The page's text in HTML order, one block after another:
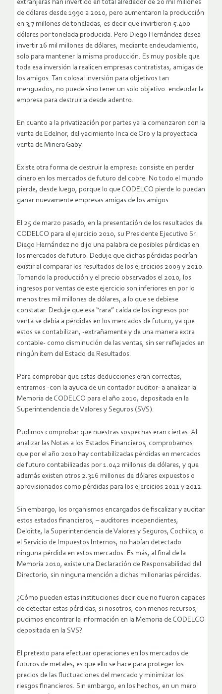
extranjeras han invertido en total alrededor de 20 mil millones
de dólares desde 1990 a 2010, pero aumentaron la producción
en 3,7 millones de toneladas, es decir que invirtieron 5.400
dólares por tonelada producida. Pero Diego Hernández desea
invertir 16 mil millones de dólares, mediante endeudamiento,
solo para mantener la misma producción. Es muy posible que
toda esa inversión la realicen empresas contratistas, amigas de
los amigos. Tan colosal inversión para objetivos tan
menguados, no puede sino tener un solo objetivo: endeudar la
empresa para destruirla desde adentro.
En cuanto a la privatización por partes ya la comenzaron con la
venta de Edelnor, del yacimiento Inca de Oro y la proyectada
venta de Minera Gaby.
Existe otra forma de destruir la empresa: consiste en perder
dinero en los mercados de futuro del cobre. No todo el mundo
pierde, desde luego, porque lo que CODELCO pierde lo puedan
ganar nuevamente empresas amigas de los amigos.
El 25 de marzo pasado, en la presentación de los resultados de
CODELCO para el ejercicio 2010, su Presidente Ejecutivo Sr.
Diego Hernández no dijo una palabra de posibles pérdidas en
los mercados de futuro. Deduje que dichas pérdidas podrían
existir al comparar los resultados de los ejercicios 2009 y 2010.
Tomando la producción y el precio observados el 2010, los
ingresos por ventas de este ejercicio son inferiores en por lo
menos tres mil millones de dólares,.a lo que se debiese
constatar. Deduje que esa “rara” caída de los ingresos por
venta se debía a pérdidas en los mercados de futuro, ya que
estos se contabilizan, -extrañamente y de una manera extra
contable- como disminución de las ventas, sin ser reflejados en
ningún ítem del Estado de Resultados.
Para comprobar que estas deducciones eran correctas,
entramos -con la ayuda de un contador auditor- a analizar la
Memoria de CODELCO para el año 2010, depositada en la
Superintendencia de Valores y Seguros (SVS).
Pudimos comprobar que nuestras sospechas eran ciertas. Al
analizar las Notas a los Estados Financieros, comprobamos
que por el año 2010 hay contabilizadas pérdidas en mercados
de futuro contabilizadas por 1.042 millones de dólares, y que
además existen otros 2.316 millones de dólares expuestos o
aprovisionados como pérdidas para los ejercicios 2011 y 2012.
Sin embargo, los organismos encargados de fiscalizar y auditar
estos estados financieros, – auditores independientes,
Deloitte, la Superintendencia de Valores y Seguros, Cochilco, o
el Servicio de Impuestos Internos, no habían detectado
ninguna pérdida en estos mercados. Es más, al final de la
Memoria 2010, existe una Declaración de Responsabilidad del
Directorio, sin ninguna mención a dichas millonarias pérdidas.
¿Cómo pueden estas instituciones decir que no fueron capaces
de detectar estas pérdidas, si nosotros, con menos recursos,
pudimos encontrar la información en la Memoria de CODELCO
depositada en la SVS?
El pretexto para efectuar operaciones en los mercados de
futuros de metales, es que ello se hace para proteger los
precios de las fluctuaciones del mercado y minimizar los
riesgos financieros. Sin embargo, en los hechos, en un mero